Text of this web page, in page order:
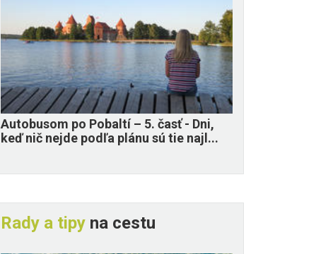
​Autobusom po Pobaltí – 5. časť - Dni,
keď nič nejde podľa plánu sú tie najl...
Rady a tipy na cestu